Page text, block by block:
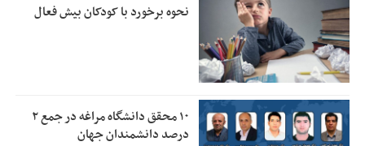
نحوه برخورد با کودکان بیش فعال
۱۰ محقق دانشگاه مراغه در جمع ۲
درصد دانشمندان جهان